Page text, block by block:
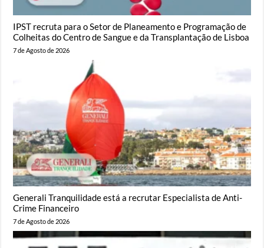
IPST recruta para o Setor de Planeamento e Programação de
Colheitas do Centro de Sangue e da Transplantação de Lisboa
7 de Agosto de 2026
Generali Tranquilidade está a recrutar Especialista de Anti-
Crime Financeiro
7 de Agosto de 2026